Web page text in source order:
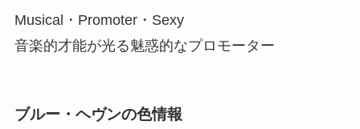
Musical・Promoter・Sexy
音楽的才能が光る魅惑的なプロモーター
ブルー・ヘヴンの色情報